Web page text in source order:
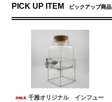
PICK UP ITEM ピックアップ商品
千雅オリジナル インフュー